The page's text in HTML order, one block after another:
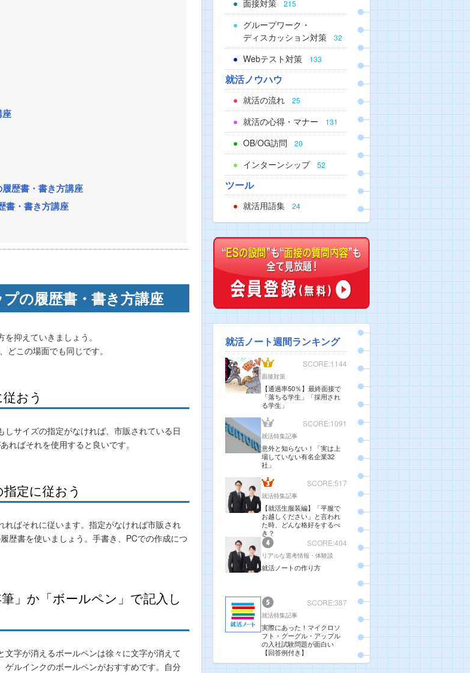
座
歴書・書き方講座
書・書き方講座
の履歴書・書き方講座
抑えていきましょう。
この場面でも同じです。
おう
サイズの指定がなければ、市販されている日
ればそれを使用すると良いです。
定に従おう
ばそれに従います。指定がなければ市販され
歴書を使いましょう。手書き、PCでの作成につ
」か「ボールペン」で記入し
字が消えるボールペンは徐々に文字が消えて
ルインクのボールペンがおすすめです。自分
面接対策 215
グループワーク・
ディスカッション対策
32
Webテスト対策 133
就活ノウハウ
就活の流れ 25
就活の心得・マナー 131
OB/OG訪問 20
インターンシップ 52
ツール
就活用語集 24
就活ノート週間ランキング
SCORE:1144
面接対策
【通過率50％】最終面接で
「落ちる学生」「採用され
る学生」
SCORE:1091
就活特集記事
意外と知らない！「実は上
場していない有名企業32
社」
SCORE:517
就活特集記事
【就活生服装編】「平服で
お越しください」と言われ
た時、どんな格好をするべ
き？
SCORE:404
リアルな選考情報・体験談
就活ノートの作り方
SCORE:387
就活特集記事
実際にあった！マイクロソ
フト・グーグル・アップル
の入社試験問題が面白い
【回答例付き】